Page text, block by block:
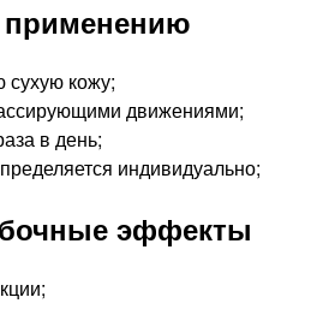
применению
сухую кожу;
движениями;
в день;
индивидуально;
эффекты